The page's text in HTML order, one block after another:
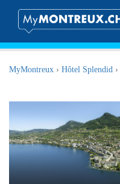
MyMontreux › Hôtel Splendid ›